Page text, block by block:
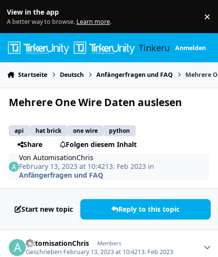
View in the app
A better way to browse. Learn more. ×
TinkerunityAnmelden
Startseite Deutsch Anfängerfragen und FAQ Mehrere
Mehrere One Wire Daten auslesen
api hat brick one wire python
Share
Folgen diesem Inhalt
VonAutomisationChris
February 13, 2023 at 10:4213. Feb 2023 in
Anfängerfragen und FAQ
Start new topic Reply to this topic
AutomisationChris Members
Geschrieben February 13, 2023 at 10:4213. Feb 2023